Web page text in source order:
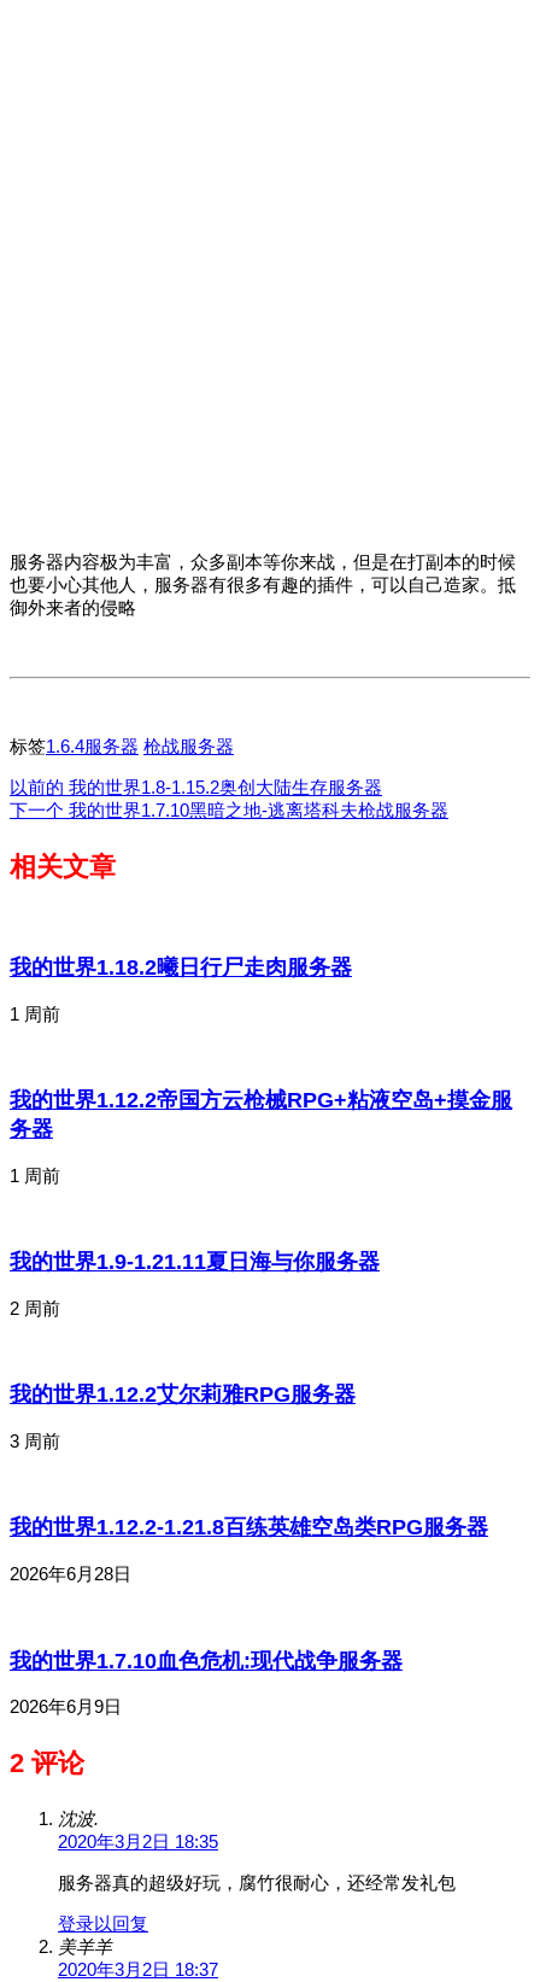
服务器内容极为丰富，众多副本等你来战，但是在打副本的时候
也要小心其他人，服务器有很多有趣的插件，可以自己造家。抵
御外来者的侵略
标签1.6.4服务器 枪战服务器
以前的 我的世界1.8-1.15.2奥创大陆生存服务器
下一个 我的世界1.7.10黑暗之地-逃离塔科夫枪战服务器
相关文章
我的世界1.18.2曦日行尸走肉服务器
1 周前
我的世界1.12.2帝国方云枪械RPG+粘液空岛+摸金服
务器
1 周前
我的世界1.9-1.21.11夏日海与你服务器
2 周前
我的世界1.12.2艾尔莉雅RPG服务器
3 周前
我的世界1.12.2-1.21.8百练英雄空岛类RPG服务器
2026年6月28日
我的世界1.7.10血色危机:现代战争服务器
2026年6月9日
2 评论
沈波.
2020年3月2日 18:35
服务器真的超级好玩，腐竹很耐心，还经常发礼包
登录以回复
美羊羊
2020年3月2日 18:37